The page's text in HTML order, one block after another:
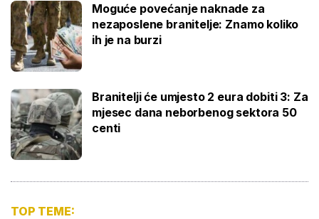
Moguće povećanje naknade za
nezaposlene branitelje: Znamo koliko
ih je na burzi
Branitelji će umjesto 2 eura dobiti 3: Za
mjesec dana neborbenog sektora 50
centi
TOP TEME: